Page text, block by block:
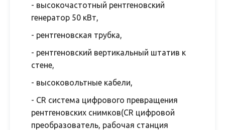
- высокочастотный рентгеновский
генератор 50 кВт,
- рентгеновская трубка,
- рентгеновский вертикальный штатив к
стене,
- высоковольтные кабели,
- CR система цифрового превращения
рентгеновских снимков(CR цифровой
преобразователь, рабочая станция